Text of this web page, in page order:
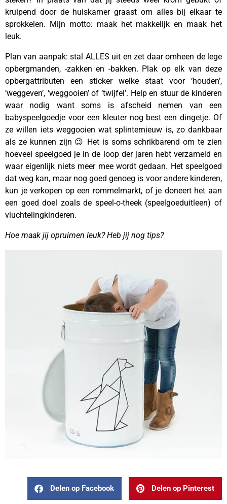
kruipend door de huiskamer graast om alles bij elkaar te
sprokkelen. Mijn motto: maak het makkelijk en maak het
leuk.
Plan van aanpak: stal ALLES uit en zet daar omheen de lege
opbergmanden, -zakken en -bakken. Plak op elk van deze
opbergattributen een sticker welke staat voor ‘houden’,
‘weggeven’, ‘weggooien’ of ‘twijfel’. Help en stuur de kinderen
waar nodig want soms is afscheid nemen van een
babyspeelgoedje voor een kleuter nog best een dingetje. Of
ze willen iets weggooien wat splinternieuw is, zo dankbaar
als ze kunnen zijn 😉 Het is soms schrikbarend om te zien
hoeveel speelgoed je in de loop der jaren hebt verzameld en
waar eigenlijk niets meer mee wordt gedaan. Het speelgoed
dat weg kan, maar nog goed genoeg is voor andere kinderen,
kun je verkopen op een rommelmarkt, of je doneert het aan
een goed doel zoals de speel-o-theek (speelgoeduitleen) of
vluchtelingkinderen.
Hoe maak jij opruimen leuk? Heb jij nog tips?
Delen op Facebook Delen op Pinterest